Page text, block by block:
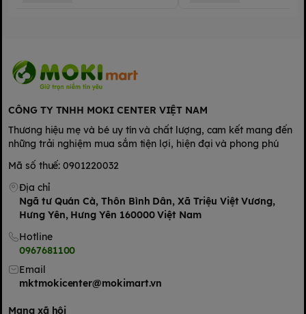
- Hỗ trợ và tăng cường chức năng não bộ: Taurin, Vitamin
Nhóm B (B1, B5, B6).
Vitamin K2.
- Giúp tăng trưởng, phát triển chiều cao: Kẽm, Vitamin D3.
- Giúp mắt sáng: Vitamin A.
CÔNG TY TNHH MOKI CENTER VIỆT NAM
Thương hiệu mẹ và bé uy tín và chất lượng, cam kết mang đến
những trải nghiệm mua sắm tiện lợi, hiện đại và phong phú
Mã số thuế: 0901220032
Địa chỉ
Ngã tư Quán Cà, Thôn Bình Dân, Xã Triệu Việt Vương,
Hưng Yên, Hưng Yên 160000 Việt Nam
Hotline
0967681100
Email
mktmokicenter@mokimart.vn
Mạng xã hội